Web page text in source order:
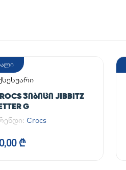
ᲯᲘᲑᲘᲪᲘ JIBBITZ
G
Crocs
₾